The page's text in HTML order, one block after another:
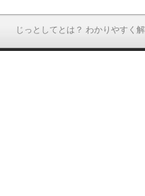
じっとしてとは？ わかりやすく